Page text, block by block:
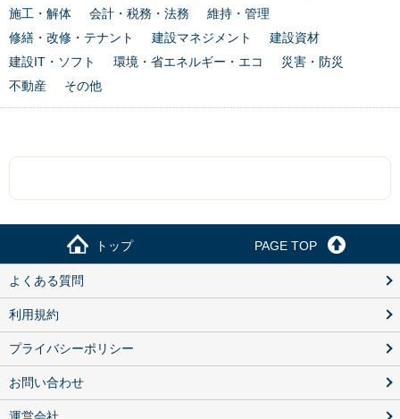
施工・解体
会計・税務・法務
維持・管理
修繕・改修・テナント
建設マネジメント
建設資材
建設IT・ソフト
環境・省エネルギー・エコ
災害・防災
不動産
その他
トップ PAGE TOP
よくある質問
利用規約
プライバシーポリシー
お問い合わせ
運営会社